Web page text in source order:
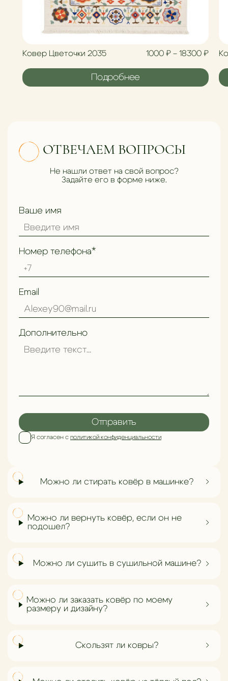
Ковер Цветочки 2035 1000₽ – 18300₽
Подробнее
ОТВЕЧАЕМ ВОПРОСЫ
Не нашли ответ на свой вопрос?
Задайте его в форме ниже.
Ваше имя
Номер телефона*
Email
Дополнительно
Я согласен с политикой конфиденциальности
Отправить
Можно ли стирать ковёр в машинке?
Можно ли вернуть ковёр, если он не
подошел?
Можно ли сушить в сушильной машине?
Можно ли заказать ковёр по моему
размеру и дизайну?
Скользят ли ковры?